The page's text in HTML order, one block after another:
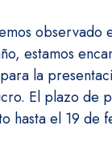
observado
estamos
la
El plazo de
hasta el 19 de